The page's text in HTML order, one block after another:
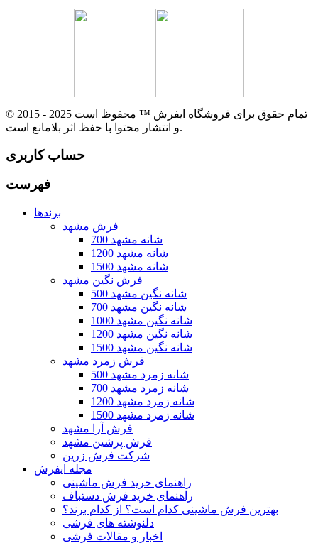
© 2015 - 2025 تمام حقوق برای فروشگاه ایفرش ™ محفوظ است
و انتشار محتوا با حفظ اثر بلامانع است.
حساب کاربری
فهرست
برندها
فرش مشهد
700 شانه مشهد
1200 شانه مشهد
1500 شانه مشهد
فرش نگین مشهد
500 شانه نگین مشهد
700 شانه نگین مشهد
1000 شانه نگین مشهد
1200 شانه نگین مشهد
1500 شانه نگین مشهد
فرش زمرد مشهد
500 شانه زمرد مشهد
700 شانه زمرد مشهد
1200 شانه زمرد مشهد
1500 شانه زمرد مشهد
فرش آرا مشهد
فرش پرشین مشهد
شرکت فرش زرین
مجله ایفرش
راهنمای خرید فرش ماشینی
راهنمای خرید فرش دستباف
بهترین فرش ماشینی کدام است؟ از کدام برند؟
دلنوشته های فرشی
اخبار و مقالات فرشی